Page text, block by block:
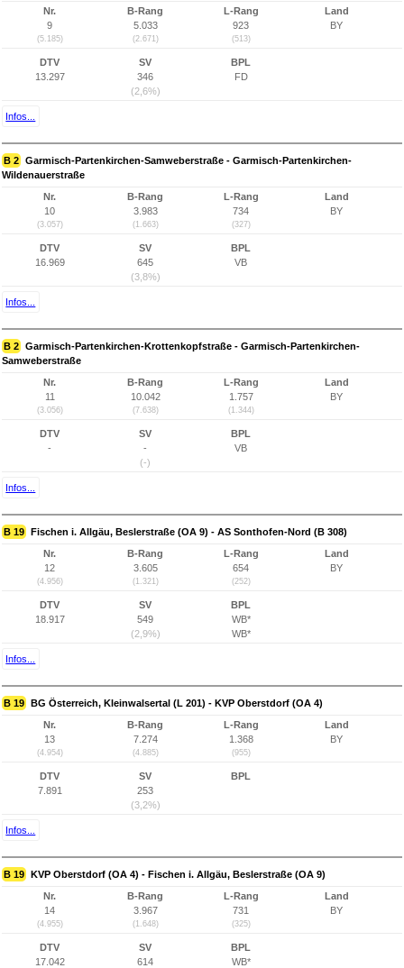
Nr.
9
(5.185)
B-Rang
5.033
(2.671)
L-Rang
923
(513)
Land
BY
DTV
13.297
SV
346
(2,6%)
BPL
FD
Infos...
B 2 Garmisch-Partenkirchen-Samweberstraße - Garmisch-Partenkirchen-
Wildenauerstraße
Nr.
10
(3.057)
B-Rang
3.983
(1.663)
L-Rang
734
(327)
Land
BY
DTV
16.969
SV
645
(3,8%)
BPL
VB
Infos...
B 2 Garmisch-Partenkirchen-Krottenkopfstraße - Garmisch-Partenkirchen-
Samweberstraße
Nr.
11
(3.056)
B-Rang
10.042
(7.638)
L-Rang
1.757
(1.344)
Land
BY
DTV
-
SV
-
(-)
BPL
VB
Infos...
B 19 Fischen i. Allgäu, Beslerstraße (OA 9) - AS Sonthofen-Nord (B 308)
Nr.
12
(4.956)
B-Rang
3.605
(1.321)
L-Rang
654
(252)
Land
BY
DTV
18.917
SV
549
(2,9%)
BPL
WB*
WB*
Infos...
B 19 BG Österreich, Kleinwalsertal (L 201) - KVP Oberstdorf (OA 4)
Nr.
13
(4.954)
B-Rang
7.274
(4.885)
L-Rang
1.368
(955)
Land
BY
DTV
7.891
SV
253
(3,2%)
BPL
Infos...
B 19 KVP Oberstdorf (OA 4) - Fischen i. Allgäu, Beslerstraße (OA 9)
Nr.
14
(4.955)
B-Rang
3.967
(1.648)
L-Rang
731
(325)
Land
BY
DTV
17.042
SV
614
BPL
WB*